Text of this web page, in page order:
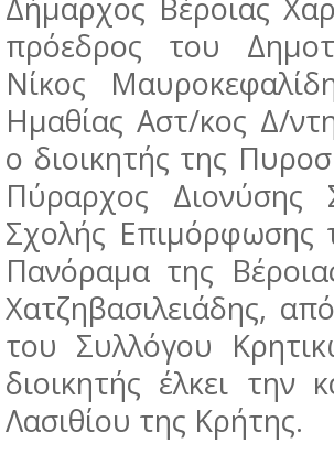
Δήμαρχος Βέροιας
πρόεδρος του
Νίκος
Ημαθίας Αστ/κος Δ/
ο διοικητής της
Πύραρχος Διονύσης
Σχολής Επιμόρφωσης
Πανόραμα της
Χατζηβασιλειάδης,
του Συλλόγου
διοικητής έλκει
Λασιθίου της Κρήτης.